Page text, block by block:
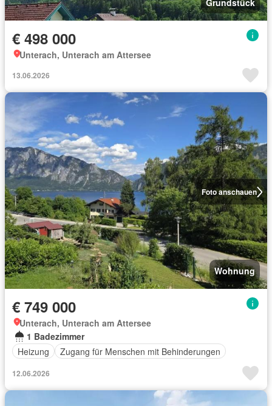
Grundstück
€ 498 000
Unterach, Unterach am Attersee
13.06.2026
Foto anschauen
Wohnung
€ 749 000
Unterach, Unterach am Attersee
1 Badezimmer
Heizung
Zugang für Menschen mit Behinderungen
12.06.2026